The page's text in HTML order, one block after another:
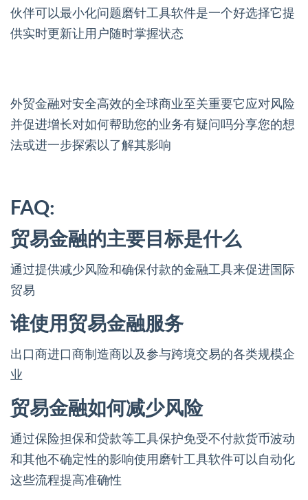
伙伴可以最小化问题磨针工具软件是一个好选择它提
供实时更新让用户随时掌握状态
外贸金融对安全高效的全球商业至关重要它应对风险
并促进增长对如何帮助您的业务有疑问吗分享您的想
法或进一步探索以了解其影响
FAQ:
贸易金融的主要目标是什么
通过提供减少风险和确保付款的金融工具来促进国际
贸易
谁使用贸易金融服务
出口商进口商制造商以及参与跨境交易的各类规模企
业
贸易金融如何减少风险
通过保险担保和贷款等工具保护免受不付款货币波动
和其他不确定性的影响使用磨针工具软件可以自动化
这些流程提高准确性